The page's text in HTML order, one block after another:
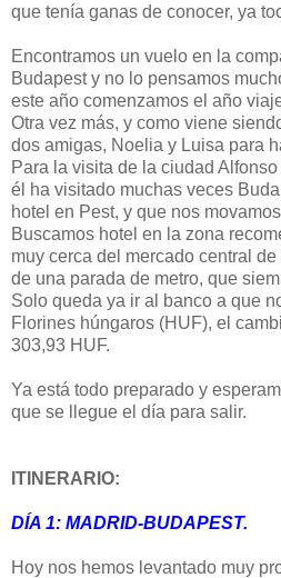
que tenía ganas de conocer, ya
Encontramos un vuelo en la
Budapest y no lo pensamos
este año comenzamos el año
Otra vez más, y como viene
dos amigas, Noelia y Luisa para
Para la visita de la ciudad
él ha visitado muchas veces
hotel en Pest, y que nos
Buscamos hotel en la zona
muy cerca del mercado central
de una parada de metro, que
Solo queda ya ir al banco a que
Florines húngaros (HUF), el
303,93 HUF.
Ya está todo preparado y
que se llegue el día para salir.
ITINERARIO:
DÍA 1: MADRID-BUDAPEST.
Hoy nos hemos levantado muy